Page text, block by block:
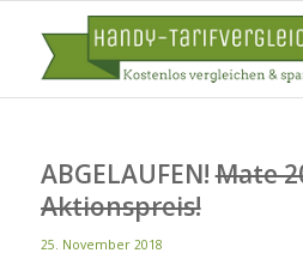
ABGELAUFEN!Mate
Aktionspreis!
25. November 2018